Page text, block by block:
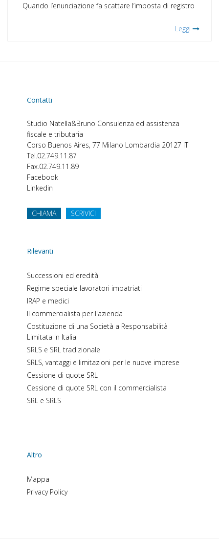
Quando l’enunciazione fa scattare l’imposta di registro
Leggi
Contatti
Studio Natella&Bruno Consulenza ed assistenza
fiscale e tributaria
Corso Buenos Aires, 77 Milano Lombardia 20127 IT
Tel.02.749.11.87
Fax.02.749.11.89
Facebook
Linkedin
CHIAMA SCRIVICI
Rilevanti
Successioni ed eredità
Regime speciale lavoratori impatriati
IRAP e medici
Il commercialista per l'azienda
Costituzione di una Società a Responsabilità
Limitata in Italia
SRLS e SRL tradizionale
SRLS, vantaggi e limitazioni per le nuove imprese
Cessione di quote SRL
Cessione di quote SRL con il commercialista
SRL e SRLS
Altro
Mappa
Privacy Policy